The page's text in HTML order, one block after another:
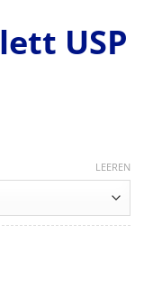
USP
€
LEEREN